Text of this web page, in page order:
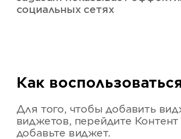
социальных сетях
Как
Для того, чтобы добавить
виджетов, перейдите
добавьте виджет.